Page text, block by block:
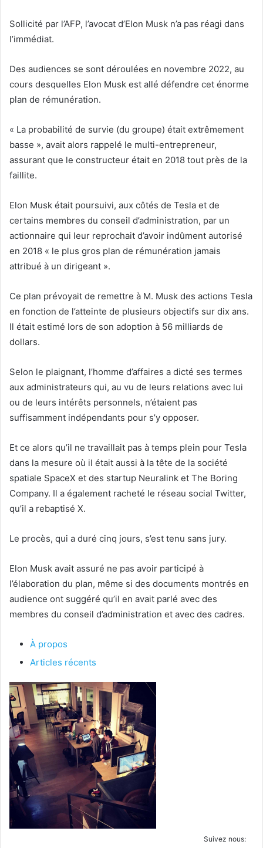
Sollicité par l’AFP, l’avocat d’Elon Musk n’a pas réagi dans
l’immédiat.
Des audiences se sont déroulées en novembre 2022, au
cours desquelles Elon Musk est allé défendre cet énorme
plan de rémunération.
« La probabilité de survie (du groupe) était extrêmement
basse », avait alors rappelé le multi-entrepreneur,
assurant que le constructeur était en 2018 tout près de la
faillite.
Elon Musk était poursuivi, aux côtés de Tesla et de
certains membres du conseil d’administration, par un
actionnaire qui leur reprochait d’avoir indûment autorisé
en 2018 « le plus gros plan de rémunération jamais
attribué à un dirigeant ».
Ce plan prévoyait de remettre à M. Musk des actions Tesla
en fonction de l’atteinte de plusieurs objectifs sur dix ans.
Il était estimé lors de son adoption à 56 milliards de
dollars.
Selon le plaignant, l’homme d’affaires a dicté ses termes
aux administrateurs qui, au vu de leurs relations avec lui
ou de leurs intérêts personnels, n’étaient pas
suffisamment indépendants pour s’y opposer.
Et ce alors qu’il ne travaillait pas à temps plein pour Tesla
dans la mesure où il était aussi à la tête de la société
spatiale SpaceX et des startup Neuralink et The Boring
Company. Il a également racheté le réseau social Twitter,
qu’il a rebaptisé X.
Le procès, qui a duré cinq jours, s’est tenu sans jury.
Elon Musk avait assuré ne pas avoir participé à
l’élaboration du plan, même si des documents montrés en
audience ont suggéré qu’il en avait parlé avec des
membres du conseil d’administration et avec des cadres.
À propos
Articles récents
Suivez nous: